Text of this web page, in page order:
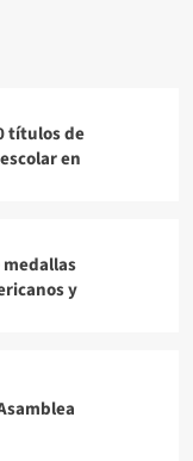
títulos de
en
medallas
y